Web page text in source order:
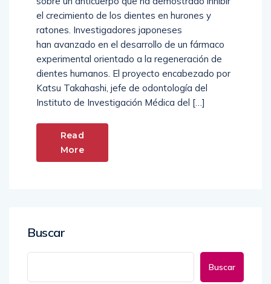
el crecimiento de los dientes en hurones y
ratones. Investigadores japoneses
han avanzado en el desarrollo de un fármaco
experimental orientado a la regeneración de
dientes humanos. El proyecto encabezado por
Katsu Takahashi, jefe de odontología del
Instituto de Investigación Médica del […]
Read
More
Buscar
Buscar